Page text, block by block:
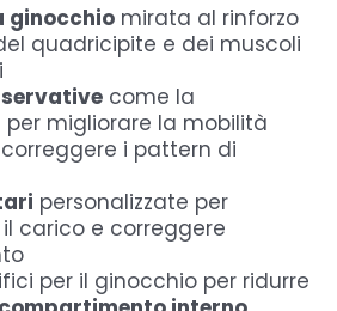
ginocchio mirata al rinforzo
quadricipite e dei muscoli
come la
per migliorare la mobilità
i pattern di
personalizzate per
carico e correggere
per il ginocchio per ridurre